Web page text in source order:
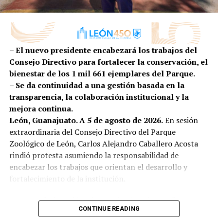
preparada para conquistar nuevos mercados.
transformamos la atención de la primera infancia de
una tarea social a una política pública efectiva”,
comentó.
Por su parte, la secretaria ejecutiva de SIPINNA León,
Alina Hernández, subrayó que garantizar entornos
adecuados para la lactancia es una responsabilidad
compartida entre gobierno, iniciativa privada,
instituciones y sociedad.
“La lactancia materna no es una responsabilidad
que deba recaer únicamente en las madres o en las
personas lactantes; es una tarea que requiere el
compromiso de toda la sociedad. Es el primer acto
de amor, de protección y de cuidado que fortalece un
– El nuevo presidente encabezará los trabajos del
Consejo Directivo para fortalecer la conservación, el
bienestar de los 1 mil 661 ejemplares del Parque.
– Se da continuidad a una gestión basada en la
transparencia, la colaboración institucional y la
mejora continua.
León, Guanajuato. A 5 de agosto de 2026.En sesión
extraordinaria del Consejo Directivo del Parque
Zoológico de León, Carlos Alejandro Caballero Acosta
rindió protesta asumiendo la responsabilidad de
encabezar los trabajos que orientan el desarrollo y
fortalecimiento de la institución.
Con esta designación, el Consejo Directivo reafirma su
compromiso de dar continuidad al trabajo orientado al
CONTINUE READING